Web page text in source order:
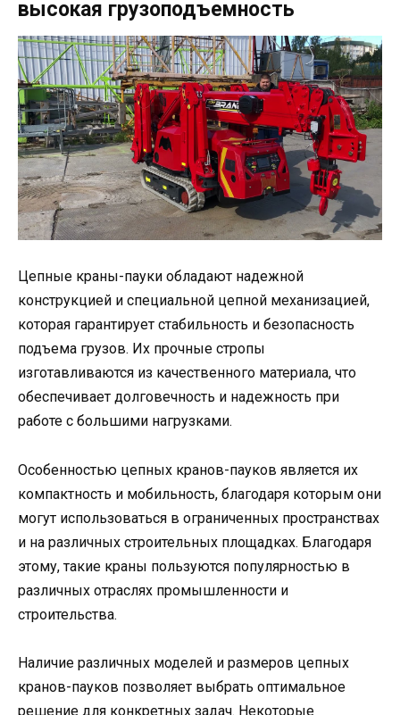
высокая грузоподъемность
Цепные краны-пауки обладают надежной
конструкцией и специальной цепной механизацией,
которая гарантирует стабильность и безопасность
подъема грузов. Их прочные стропы
изготавливаются из качественного материала, что
обеспечивает долговечность и надежность при
работе с большими нагрузками.
Особенностью цепных кранов-пауков является их
компактность и мобильность, благодаря которым они
могут использоваться в ограниченных пространствах
и на различных строительных площадках. Благодаря
этому, такие краны пользуются популярностью в
различных отраслях промышленности и
строительства.
Наличие различных моделей и размеров цепных
кранов-пауков позволяет выбрать оптимальное
решение для конкретных задач. Некоторые